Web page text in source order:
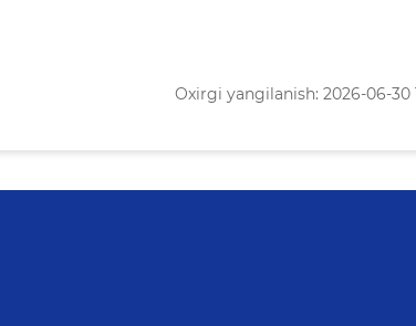
Oxirgi yangilanish: 2026-06-30